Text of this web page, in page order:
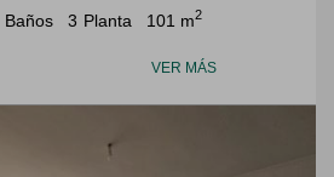
Baños 3 Planta 101 m2
VER MÁS